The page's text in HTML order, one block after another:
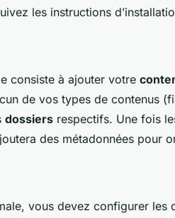
les instructions
consiste à ajouter votre
de vos types de contenus
dossiers respectifs. Une fois
des métadonnées pour
vous devez configurer les